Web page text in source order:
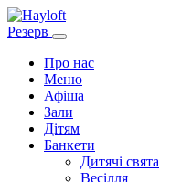
Резерв
Про нас
Меню
Афіша
Зали
Дітям
Банкети
Дитячі свята
Весілля